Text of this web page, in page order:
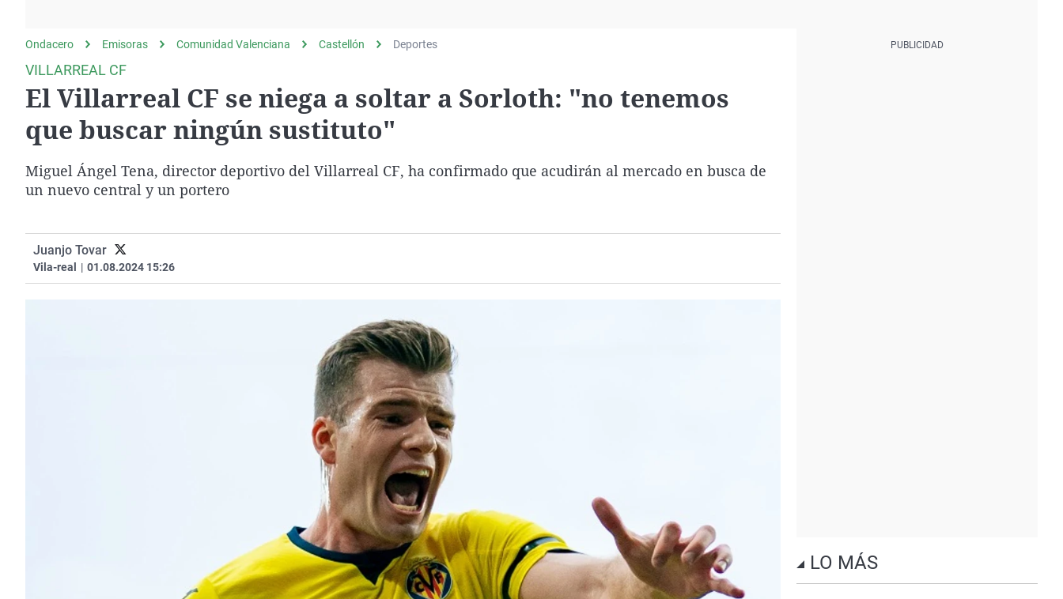
Operación Viuda
Negra
Navarra
País Vasco
Ondacero Emisoras Comunidad Valenciana Castellón Deportes
VILLARREAL CF
El Villarreal CF se niega a soltar a Sorloth: "no tenemos
que buscar ningún sustituto"
Miguel Ángel Tena, director deportivo del Villarreal CF, ha confirmado que acudirán al mercado en busca de
un nuevo central y un portero
Juanjo Tovar
Vila-real | 01.08.2024 15:26
LO MÁS